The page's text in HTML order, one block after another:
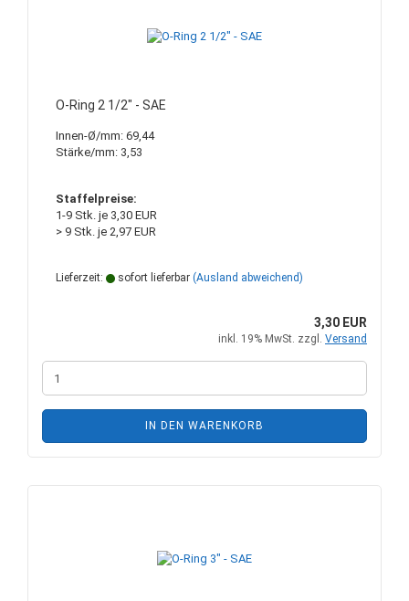
O-Ring 2 1/2" - SAE
Innen-Ø/mm: 69,44
Stärke/mm: 3,53
Staffelpreise:
1-9 Stk. je 3,30 EUR
> 9 Stk. je 2,97 EUR
Lieferzeit: sofort lieferbar (Ausland abweichend)
3,30 EUR
inkl. 19% MwSt. zzgl. Versand
IN DEN WARENKORB